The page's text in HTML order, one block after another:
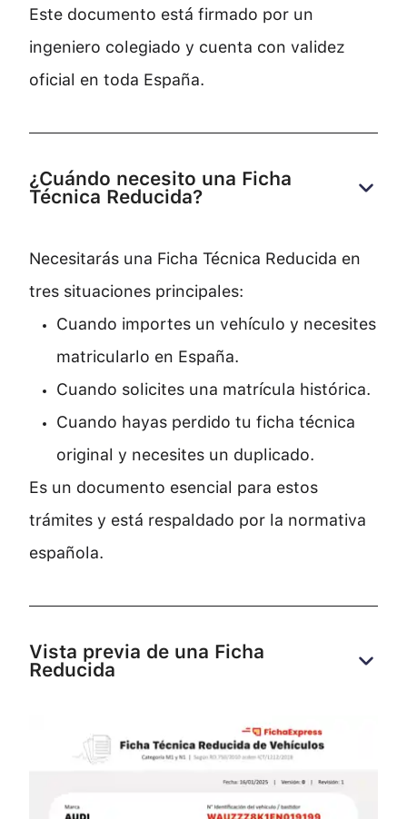
Este documento está firmado por un
ingeniero colegiado y cuenta con validez
oficial en toda España.
¿Cuándo necesito una Ficha
Técnica Reducida?
Necesitarás una Ficha Técnica Reducida en
tres situaciones principales:
Cuando importes un vehículo y necesites
matricularlo en España.
Cuando solicites una matrícula histórica.
Cuando hayas perdido tu ficha técnica
original y necesites un duplicado.
Es un documento esencial para estos
trámites y está respaldado por la normativa
española.
Vista previa de una Ficha
Reducida